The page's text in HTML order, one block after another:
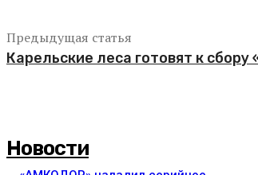
Предыдущая статья
Карельские леса готовят к
Новости